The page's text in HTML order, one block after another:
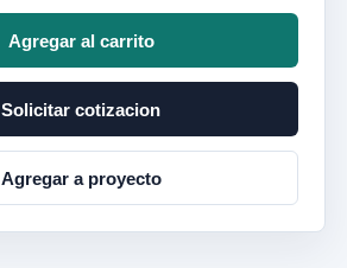
Agregar al carrito
Solicitar cotizacion
Agregar a proyecto